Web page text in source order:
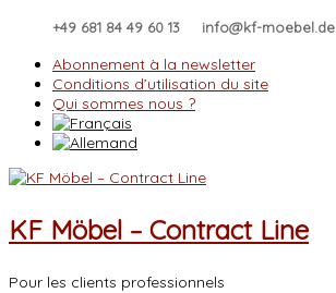
content
+49 681 84 49 60 13 info@kf-moebel.de
Abonnement à la newsletter
Conditions d’utilisation du site
Qui sommes nous ?
KF Möbel – Contract Line
Pour les clients professionnels